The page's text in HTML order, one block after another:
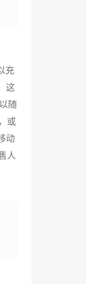
充
这
随
或
动
人